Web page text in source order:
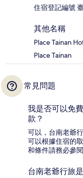
住宿登記編號
其他名稱
Place Tainan
Place Tainan
常見問題
我是否可以免
款？
可以，台南老爺
可以根據住宿的
和條件請務必參
台南老爺行旅